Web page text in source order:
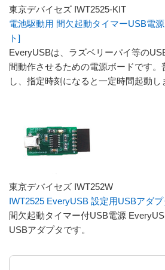
東京デバイセズ IWT2525-KIT
電池駆動用 間欠起動タイマーUSB電
ト]
EveryUSBは、ラズベリーパイ等の
間動作させるための電源ボードです
し、指定時刻になると一定時間起動し
東京デバイセズ IWT252W
IWT2525 EveryUSB 設定用USBアダプ
間欠起動タイマー付USB電源
USBアダプタです。